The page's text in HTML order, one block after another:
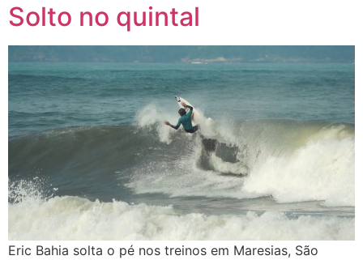
Solto no quintal
Eric Bahia solta o pé nos treinos em Maresias, São